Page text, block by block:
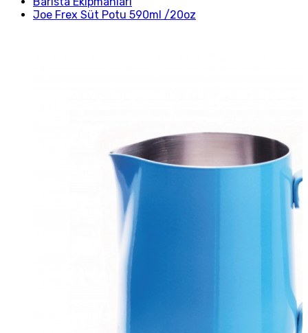
Joe Frex Süt Potu 590ml /20oz